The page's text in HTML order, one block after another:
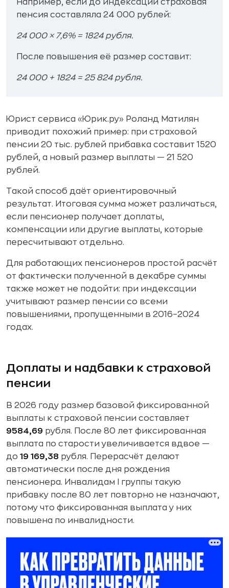
Например, если до индексации страховая
пенсия составляла 24 000 рублей:
24 000 × 7,6% = 1824 рубля.
После повышения её размер составит:
24 000 + 1824 = 25 824 рубля.
Юрист сервиса «Юрик.ру» Роланд Матилян
приводит похожий пример: при страховой
пенсии 20 тыс. рублей прибавка составит 1520
рублей, а новый размер выплаты — 21 520
рублей.
Такой способ даёт ориентировочный
результат. Итоговая сумма может различаться,
если пенсионер получает доплаты,
компенсации или другие выплаты, которые
пересчитывают отдельно.
Для работающих пенсионеров простой расчёт
от фактически полученной в декабре суммы
также может не подойти: при индексации
учитывают размер пенсии со всеми
повышениями, пропущенными в 2016–2024
годах.
Доплаты и надбавки к страховой
пенсии
В 2026 году размер базовой фиксированной
выплаты к страховой пенсии составляет
9584,69 рубля. После 80 лет фиксированная
выплата по старости увеличивается вдвое —
до 19 169,38 рубля. Перерасчёт делают
автоматически после дня рождения
пенсионера. Инвалидам I группы такую
прибавку после 80 лет повторно не назначают,
потому что фиксированная выплата у них
повышена по инвалидности.